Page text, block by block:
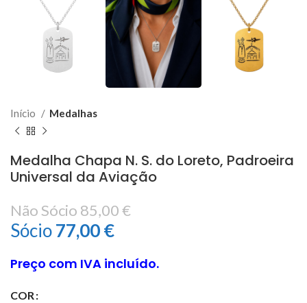
Início Medalhas
Medalha Chapa N. S. do Loreto, Padroeira
Universal da Aviação
Não Sócio 85,00€
Sócio77,00€
Preço com IVA incluído.
COR